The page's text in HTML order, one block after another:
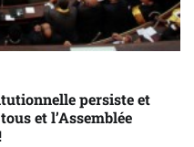
persiste et
et l’Assemblée